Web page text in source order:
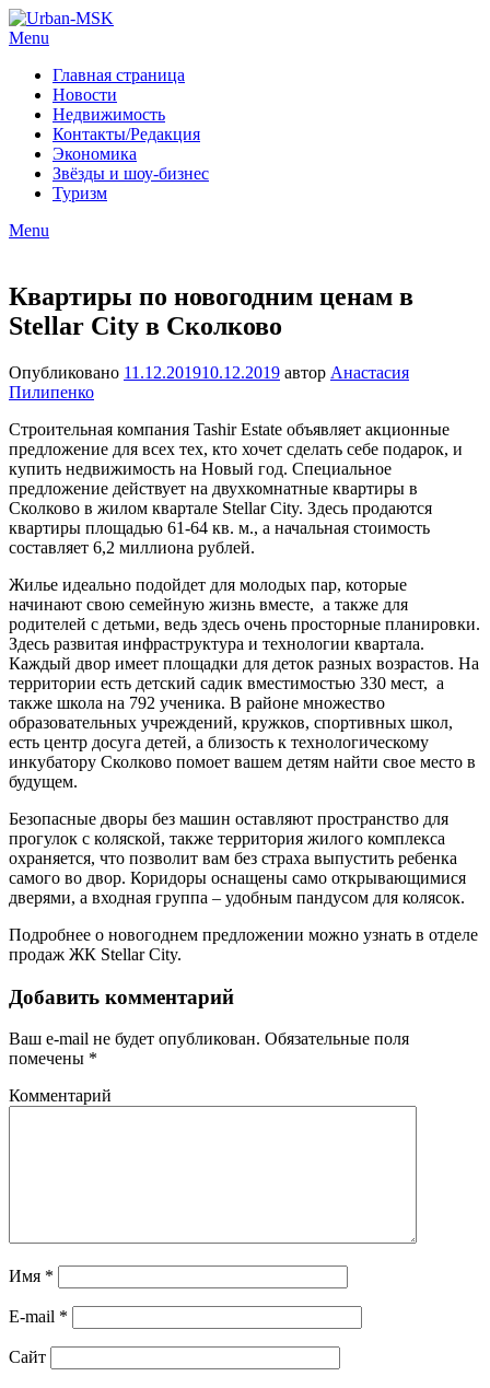
Menu
Главная страница
Новости
Недвижимость
Контакты/Редакция
Экономика
Звёзды и шоу-бизнес
Туризм
Menu
Квартиры по новогодним ценам в
Stellar City в Сколково
Опубликовано 11.12.201910.12.2019 автор Анастасия
Пилипенко
Строительная компания Tashir Estate объявляет акционные
предложение для всех тех, кто хочет сделать себе подарок, и
купить недвижимость на Новый год. Специальное
предложение действует на двухкомнатные квартиры в
Сколково в жилом квартале Stellar City. Здесь продаются
квартиры площадью 61-64 кв. м., а начальная стоимость
составляет 6,2 миллиона рублей.
Жилье идеально подойдет для молодых пар, которые
начинают свою семейную жизнь вместе, а также для
родителей с детьми, ведь здесь очень просторные планировки.
Здесь развитая инфраструктура и технологии квартала.
Каждый двор имеет площадки для деток разных возрастов. На
территории есть детский садик вместимостью 330 мест, а
также школа на 792 ученика. В районе множество
образовательных учреждений, кружков, спортивных школ,
есть центр досуга детей, а близость к технологическому
инкубатору Сколково помоет вашем детям найти свое место в
будущем.
Безопасные дворы без машин оставляют пространство для
прогулок с коляской, также территория жилого комплекса
охраняется, что позволит вам без страха выпустить ребенка
самого во двор. Коридоры оснащены само открывающимися
дверями, а входная группа – удобным пандусом для колясок.
Подробнее о новогоднем предложении можно узнать в отделе
продаж ЖК Stellar City.
Добавить комментарий
Ваш e-mail не будет опубликован. Обязательные поля
помечены *
Комментарий
Имя *
E-mail *
Сайт